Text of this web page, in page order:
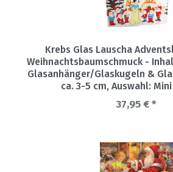
Krebs Glas Lauscha
Weihnachtsbaumschmuck -
Glasanhänger/Glaskugeln &
ca. 3-5 cm, Auswahl:
37,95 € *